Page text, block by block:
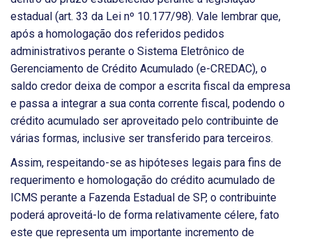
estadual (art. 33 da Lei nº 10.177/98). Vale lembrar que,
após a homologação dos referidos pedidos
administrativos perante o Sistema Eletrônico de
Gerenciamento de Crédito Acumulado (e-CREDAC), o
saldo credor deixa de compor a escrita fiscal da empresa
e passa a integrar a sua conta corrente fiscal, podendo o
crédito acumulado ser aproveitado pelo contribuinte de
várias formas, inclusive ser transferido para terceiros.
Assim, respeitando-se as hipóteses legais para fins de
requerimento e homologação do crédito acumulado de
ICMS perante a Fazenda Estadual de SP, o contribuinte
poderá aproveitá-lo de forma relativamente célere, fato
este que representa um importante incremento de